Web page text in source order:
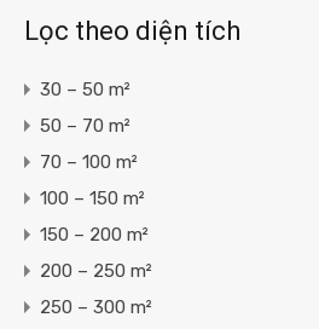
Lọc theo diện tích
30 – 50 m²
50 – 70 m²
70 – 100 m²
100 – 150 m²
150 – 200 m²
200 – 250 m²
250 – 300 m²